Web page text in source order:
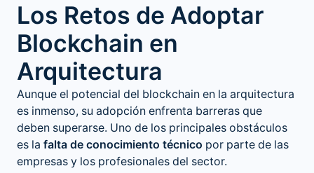
Los Retos de Adoptar
Blockchain en
Arquitectura
Aunque el potencial del blockchain en la arquitectura
es inmenso, su adopción enfrenta barreras que
deben superarse. Uno de los principales obstáculos
es la falta de conocimiento técnico por parte de las
empresas y los profesionales del sector.